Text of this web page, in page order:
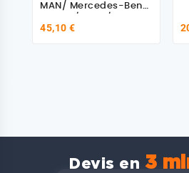
MAN/ Mercedes-Benz/
0203273100
45,10 €
Devis en 3